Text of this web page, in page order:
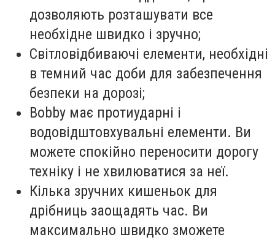
дозволяють розташувати все
необхідне швидко і зручно;
Світловідбиваючі елементи, необхідні
в темний час доби для забезпечення
безпеки на дорозі;
Bobby має протиударні і
водовідштовхувальні елементи. Ви
можете спокійно переносити дорогу
техніку і не хвилюватися за неї.
Кілька зручних кишеньок для
дрібниць заощадять час. Ви
максимально швидко зможете